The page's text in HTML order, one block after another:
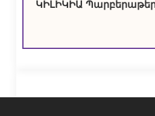
ԿԻԼԻԿԻԱ